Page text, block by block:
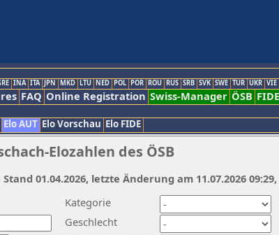
INA ITA JPN MKD LTU NED POL POR ROU RUS SRB SVK SWE TUR UKR VIE
FAQ Online Registration Swiss-Manager ÖSB FIDE
Elo AUT Elo Vorschau Elo FIDE
Elozahlen des ÖSB
Kategorie
Geschlecht
Stand 01.04.2026, letzte Änderung am 11.07.2026